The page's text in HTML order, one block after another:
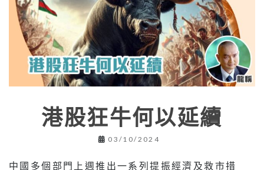
港股狂牛何以延續
03/10/2024
中國多個部門上週推出一系列提振經濟及救市措